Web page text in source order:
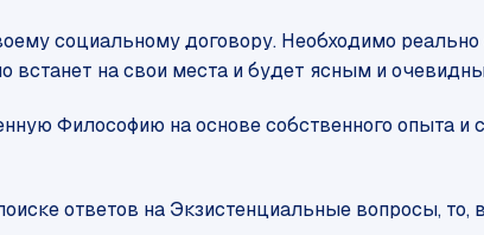
социальному договору. Необходимо
встанет на свои места и будет ясным и
Философию на основе собственного опыта и
ответов на Экзистенциальные вопросы, то,